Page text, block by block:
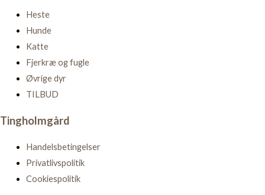
Heste
Hunde
Katte
Fjerkræ og fugle
Øvrige dyr
TILBUD
Tingholmgård
Handelsbetingelser
Privatlivspolitik
Cookiespolitik